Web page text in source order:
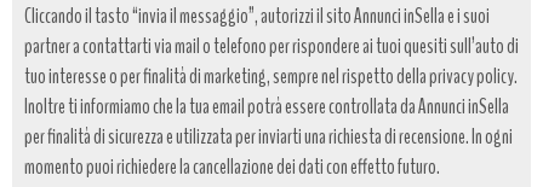
Cliccando il tasto “invia il messaggio”, autorizzi il sito Annunci inSella e i suoi
partner a contattarti via mail o telefono per rispondere ai tuoi quesiti sull’auto di
tuo interesse o per finalità di marketing, sempre nel rispetto della privacy policy.
Inoltre ti informiamo che la tua email potrà essere controllata da Annunci inSella
per finalità di sicurezza e utilizzata per inviarti una richiesta di recensione. In ogni
momento puoi richiedere la cancellazione dei dati con effetto futuro.